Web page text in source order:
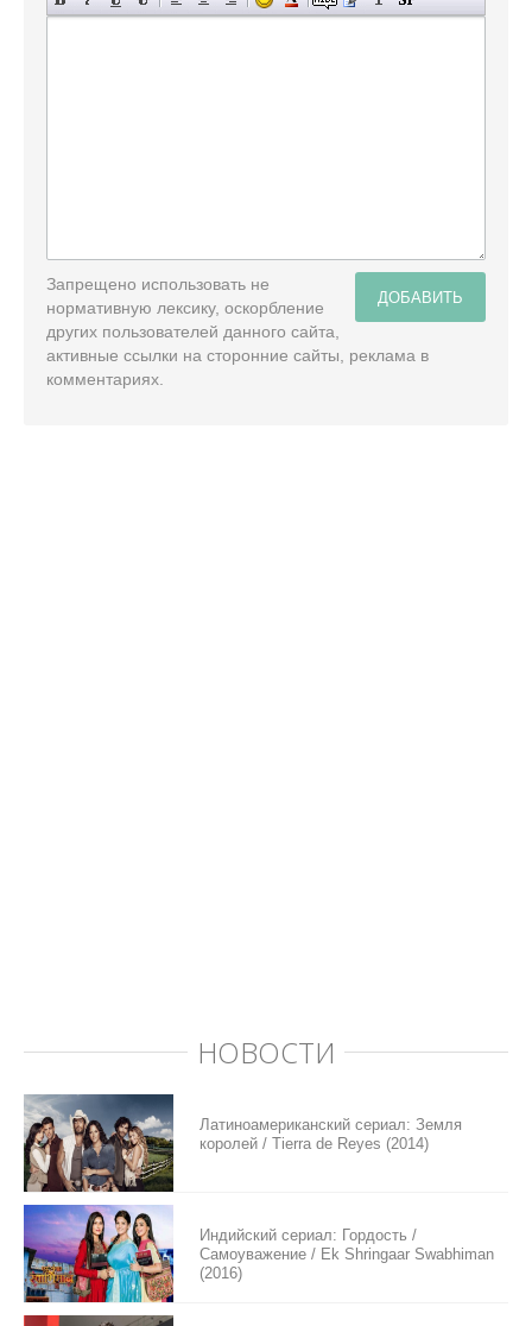
ДОБАВИТЬ
Запрещено использовать не
нормативную лексику, оскорбление
других пользователей данного сайта,
активные ссылки на сторонние сайты, реклама в
комментариях.
НОВОСТИ
Латиноамериканский сериал: Земля
королей / Tierra de Reyes (2014)
Индийский сериал: Гордость /
Самоуважение / Ek Shringaar Swabhiman
(2016)